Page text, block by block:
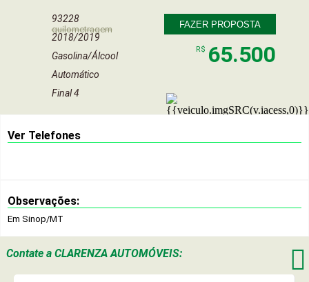
93228
quilometragem
2018/2019
Gasolina/Álcool
Automático
Final 4
FAZER PROPOSTA
R$ 65.500
Ver Telefones
Observações:
Em Sinop/MT
Contate a CLARENZA AUTOMÓVEIS: 